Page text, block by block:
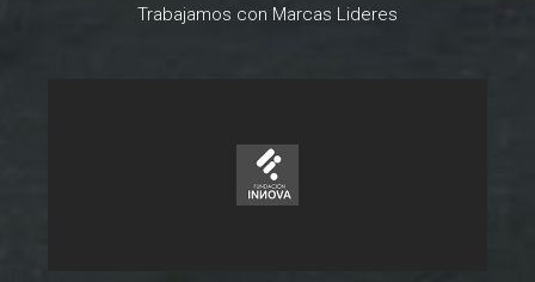
Trabajamos con Marcas Lideres